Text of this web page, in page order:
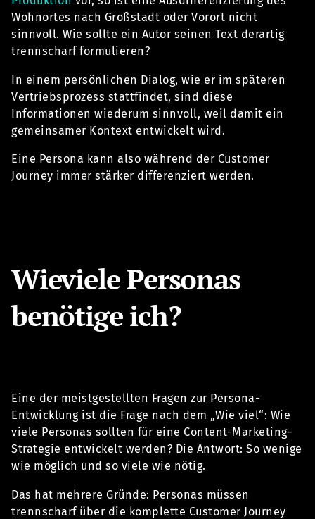
Wohnortes nach Großstadt oder Vorort nicht
sinnvoll. Wie sollte ein Autor seinen Text derartig
trennscharf formulieren?
In einem persönlichen Dialog, wie er im späteren
Vertriebsprozess stattfindet, sind diese
Informationen wiederum sinnvoll, weil damit ein
gemeinsamer Kontext entwickelt wird.
Eine Persona kann also während der Customer
Journey immer stärker differenziert werden.
Wieviele Personas
benötige ich?
Eine der meistgestellten Fragen zur Persona-
Entwicklung ist die Frage nach dem „Wie viel“: Wie
viele Personas sollten für eine Content-Marketing-
Strategie entwickelt werden? Die Antwort: So wenige
wie möglich und so viele wie nötig.
Das hat mehrere Gründe: Personas müssen
trennscharf über die komplette Customer Journey